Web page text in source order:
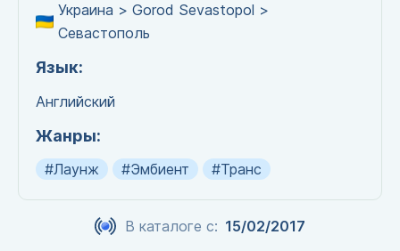
Украина > Gorod Sevastopol >
Севастополь
Язык:
Английский
Жанры:
#Лаунж #Эмбиент #Транс
В каталоге с: 15/02/2017